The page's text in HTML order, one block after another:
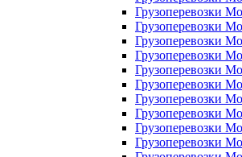
Грузоперевозки
Грузоперевозки
Грузоперевозки
Грузоперевозки
Грузоперевозки
Грузоперевозки
Грузоперевозки
Грузоперевозки
Грузоперевозки
Грузоперевозки